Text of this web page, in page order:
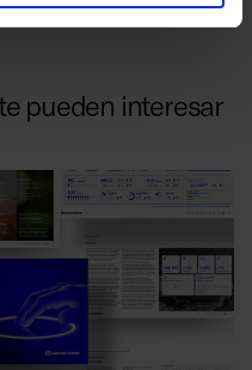
pueden interesar